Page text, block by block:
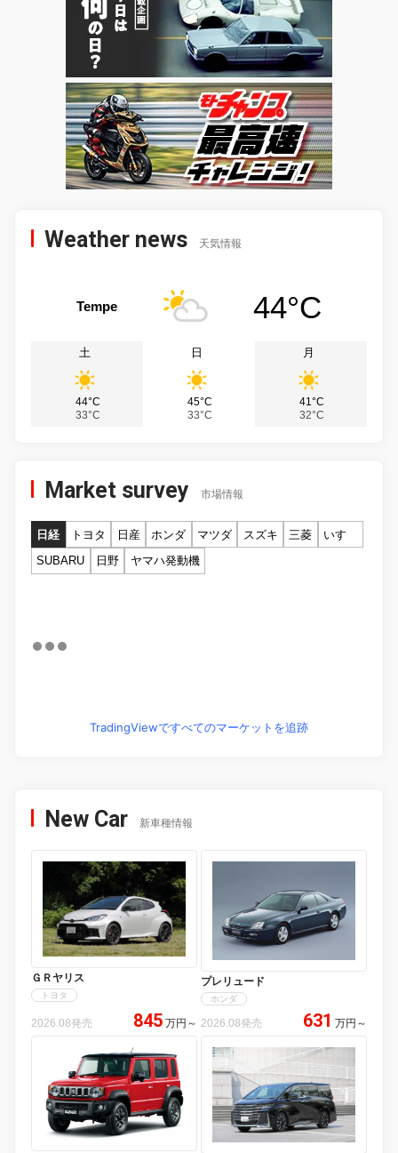
Weather news 天気情報
Tempe 44°C
土
44°C
33°C
日
45°C
33°C
月
41°C
32°C
Market survey 市場情報
日経 トヨタ 日産 ホンダ マツダ スズキ 三菱
いすゞ
SUBARU
日野 ヤマハ発動機
TradingViewですべてのマーケットを追跡
New Car 新車種情報
ＧＲヤリス
トヨタ
2026.08発売 845 万円 ～
プレリュード
ホンダ
2026.08発売 631 万円 ～